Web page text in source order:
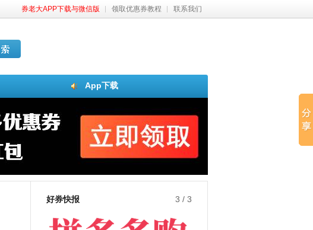
券老大APP下载与微信版 领取优惠券教程 联系我们
App下载
好券快报 3 / 3